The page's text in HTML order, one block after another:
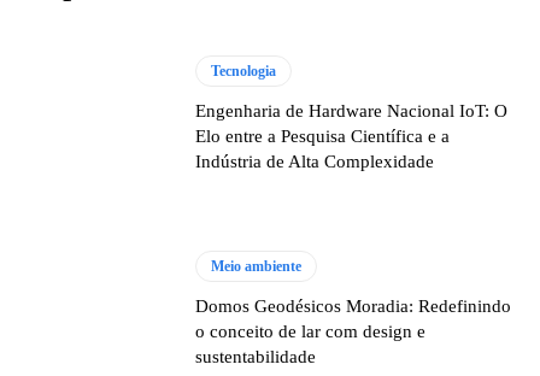
Tecnologia
Engenharia de Hardware Nacional IoT: O
Elo entre a Pesquisa Científica e a
Indústria de Alta Complexidade
Meio ambiente
Domos Geodésicos Moradia: Redefinindo
o conceito de lar com design e
sustentabilidade